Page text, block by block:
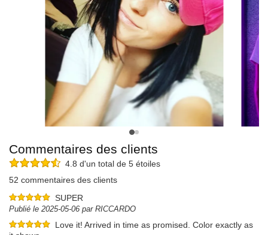
Commentaires des clients
4.8 d'un total de 5 étoiles
52 commentaires des clients
SUPER
Publié le 2025-05-06 par RICCARDO
Love it! Arrived in time as promised. Color exactly as